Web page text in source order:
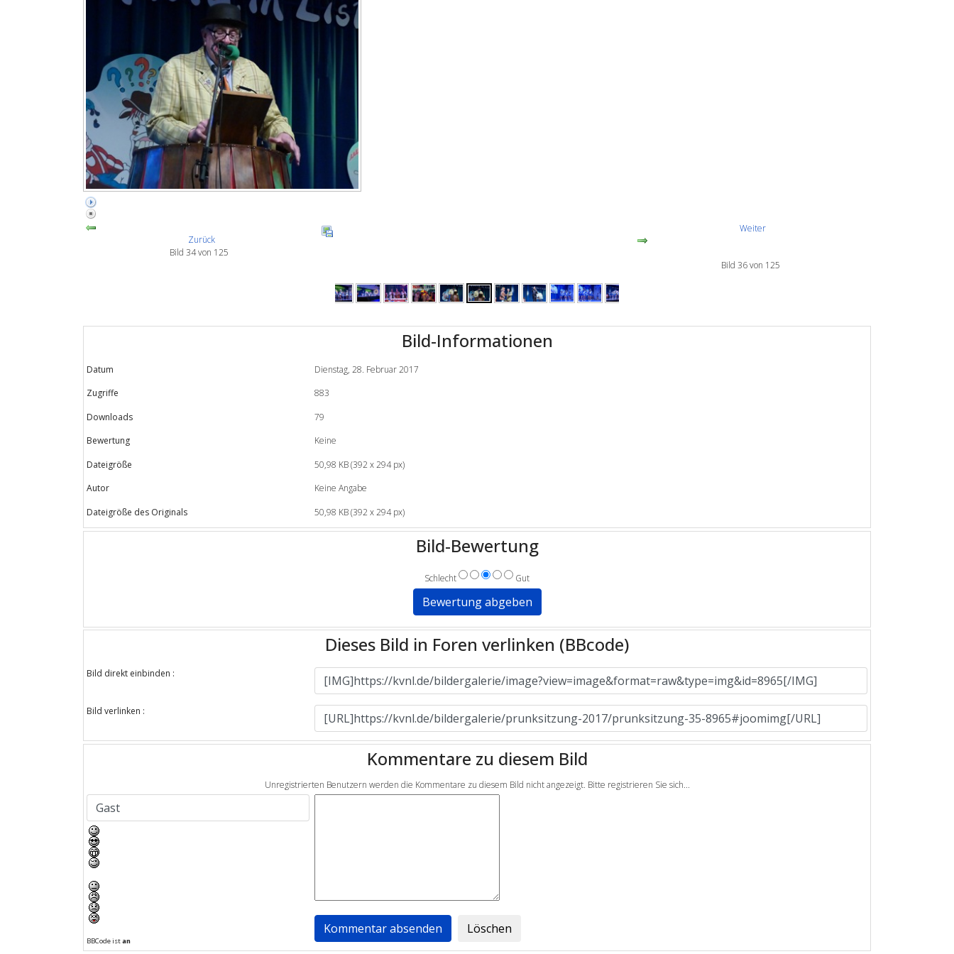
Zurück
Bild 34 von 125
Weiter
Bild 36 von 125
Bild-Informationen
Datum
Dienstag, 28. Februar 2017
Zugriffe
883
Downloads
79
Bewertung
Keine
Dateigröße
50,98 KB (392 x 294 px)
Autor
Keine Angabe
Dateigröße des Originals
50,98 KB (392 x 294 px)
Bild-Bewertung
Schlecht Gut
Dieses Bild in Foren verlinken (BBcode)
Bild direkt einbinden :
Bild verlinken :
Kommentare zu diesem Bild
Unregistrierten Benutzern werden die Kommentare zu diesem Bild nicht angezeigt. Bitte registrieren Sie sich...
BBCode istan